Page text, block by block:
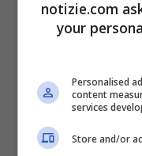
notizie.com
your
Personalised
content
services
Store and/or